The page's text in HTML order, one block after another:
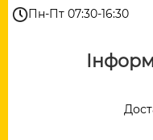
Пн-Пт 07:30-16:30